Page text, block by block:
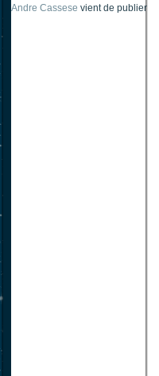
Andre Cassese vient de publier "